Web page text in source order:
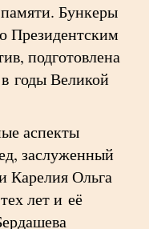
Бункеры
Президентским
подготовлена
годы Великой
аспекты
заслуженный
Карелия Ольга
лет и её